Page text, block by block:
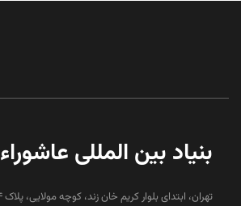
بنیاد بین المللی عاشوراء
تهران، ابتدای بلوار کریم خان زند، کوچه مولایی، پلاک 4